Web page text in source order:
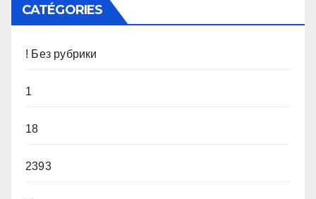
CATÉGORIES
! Без рубрики
1
18
2393